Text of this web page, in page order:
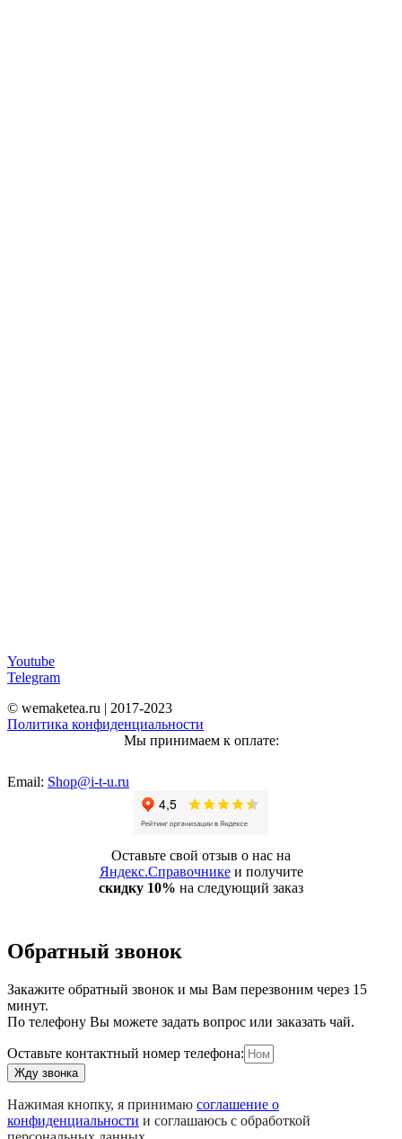
Youtube
Telegram
© wemaketea.ru | 2017-2023
Политика конфиденциальности
Мы принимаем к оплате:
Email: Shop@i-t-u.ru
Оставьте свой отзыв о нас на
Яндекс.Справочникеи получите
скидку 10% на следующий заказ
Обратный звонок
Закажите обратный звонок и мы Вам перезвоним через 15
минут.
По телефону Вы можете задать вопрос или заказать чай.
Оставьте контактный номер телефона:
Жду звонка
Нажимая кнопку, я принимаю соглашение о
конфиденциальности и соглашаюсь с обработкой